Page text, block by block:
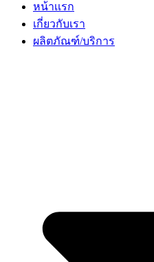
หน้าเเรก
เกี่ยวกับเรา
ผลิตภัณฑ์/บริการ